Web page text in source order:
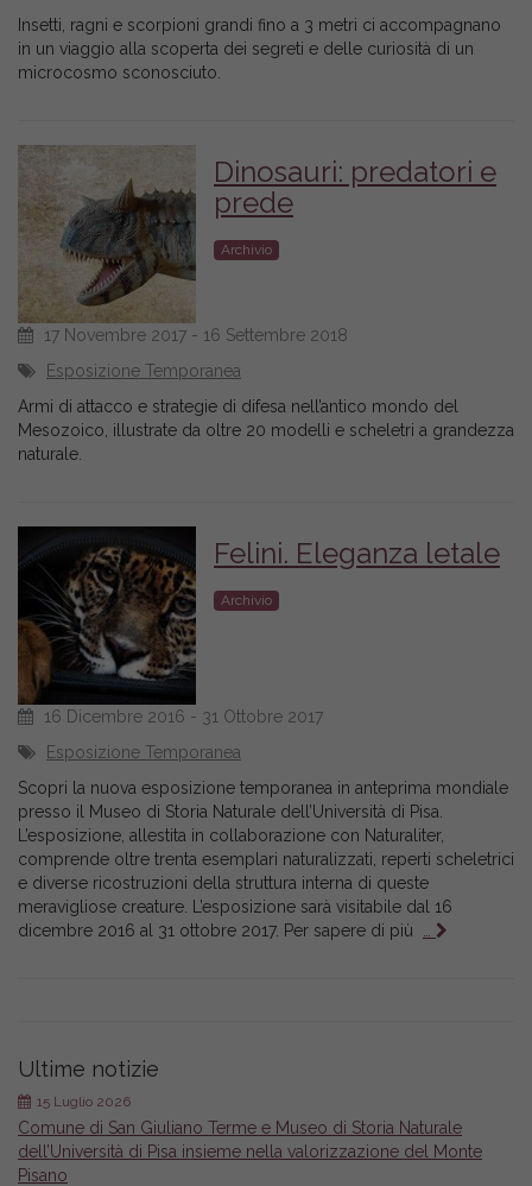
Insetti, ragni e scorpioni grandi fino a 3 metri ci accompagnano
in un viaggio alla scoperta dei segreti e delle curiosità di un
microcosmo sconosciuto.
Dinosauri: predatori e
prede
Archivio
17 Novembre 2017 - 16 Settembre 2018
Esposizione Temporanea
Armi di attacco e strategie di difesa nell’antico mondo del
Mesozoico, illustrate da oltre 20 modelli e scheletri a grandezza
naturale.
Felini. Eleganza letale
Archivio
16 Dicembre 2016 - 31 Ottobre 2017
Esposizione Temporanea
Scopri la nuova esposizione temporanea in anteprima mondiale
presso il Museo di Storia Naturale dell’Università di Pisa.
L’esposizione, allestita in collaborazione con Naturaliter,
comprende oltre trenta esemplari naturalizzati, reperti scheletrici
e diverse ricostruzioni della struttura interna di queste
meravigliose creature. L’esposizione sarà visitabile dal 16
dicembre 2016 al 31 ottobre 2017. Per sapere di più
Ultime notizie
Comune di San Giuliano Terme e Museo di Storia Naturale
dell’Università di Pisa insieme nella valorizzazione del Monte
Pisano
15 Luglio 2026